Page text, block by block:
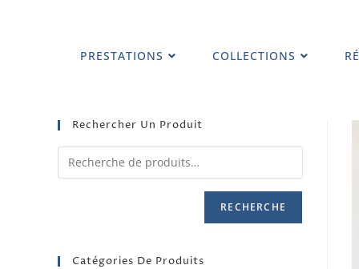
PRESTATIONS COLLECTIONS
Rechercher Un Produit
RECHERCHE
Catégories De Produits